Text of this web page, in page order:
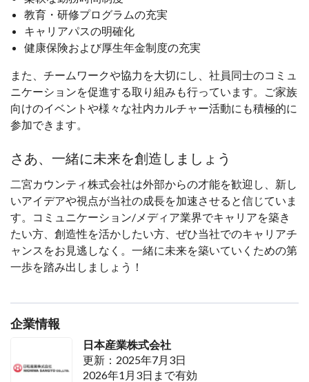
教育・研修プログラムの充実
キャリアパスの明確化
健康保険および厚生年金制度の充実
また、チームワークや協力を大切にし、社員同士のコミュ
ニケーションを促進する取り組みも行っています。ご家族
向けのイベントや様々な社内カルチャー活動にも積極的に
参加できます。
さあ、一緒に未来を創造しましょう
二宮カウンティ株式会社は外部からの才能を歓迎し、新し
いアイデアや視点が当社の成長を加速させると信じていま
す。コミュニケーション/メディア業界でキャリアを築き
たい方、創造性を活かしたい方、ぜひ当社でのキャリアチ
ャンスをお見逃しなく。一緒に未来を築いていくための第
一歩を踏み出しましょう！
企業情報
日本産業株式会社
更新：2025年7月3日
2026年1月3日まで有効